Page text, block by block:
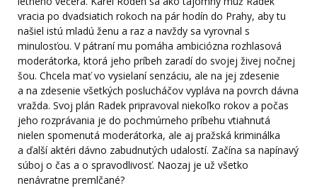
vracia po dvadsiatich rokoch na pár hodín do Prahy, aby tu
našiel istú mladú ženu a raz a navždy sa vyrovnal s
minulosťou. V pátraní mu pomáha ambiciózna rozhlasová
moderátorka, ktorá jeho príbeh zaradí do svojej živej nočnej
šou. Chcela mať vo vysielaní senzáciu, ale na jej zdesenie
a na zdesenie všetkých poslucháčov vypláva na povrch dávna
vražda. Svoj plán Radek pripravoval niekoľko rokov a počas
jeho rozprávania je do pochmúrneho príbehu vtiahnutá
nielen spomenutá moderátorka, ale aj pražská kriminálka
a ďalší aktéri dávno zabudnutých udalostí. Začína sa napínavý
súboj o čas a o spravodlivosť. Naozaj je už všetko
nenávratne premlčané?